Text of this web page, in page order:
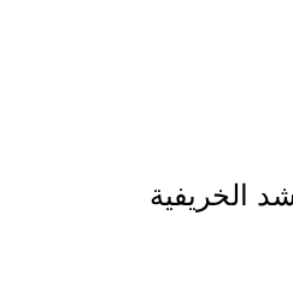
الخريفية